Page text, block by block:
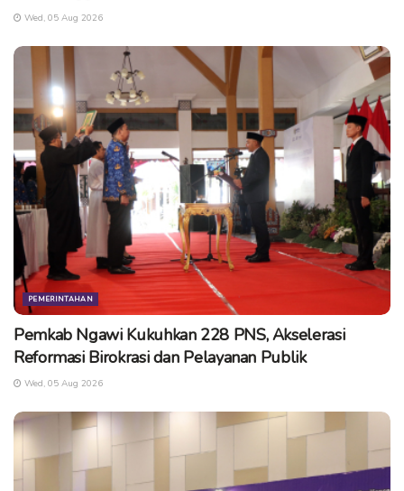
Telah Dilihat :
Sumber
Wed, 05 Aug 2026
PEMERINTAHAN
Pemkab Ngawi Kukuhkan 228 PNS, Akselerasi
Reformasi Birokrasi dan Pelayanan Publik
Wed, 05 Aug 2026